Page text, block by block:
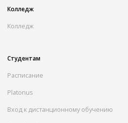
Колледж
Колледж
Студентам
Расписание
Platonus
Вход к дистанционному обучению